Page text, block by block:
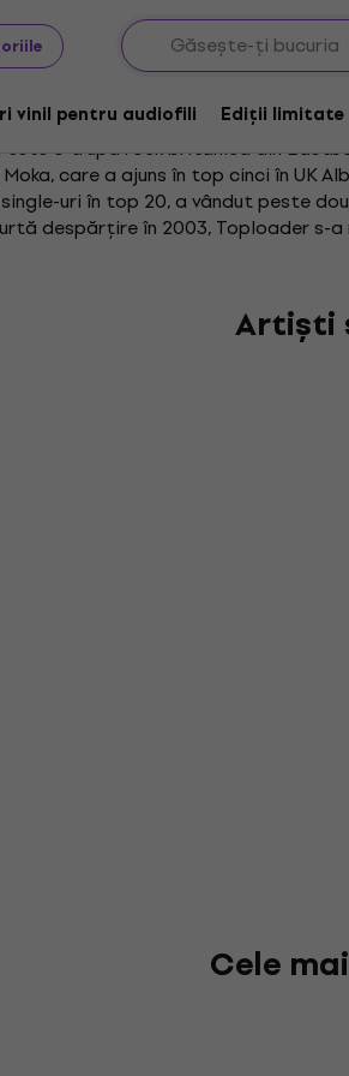
vinil pentru audiofili Ediții limitate
este o trupă rock britanică din
Moka, care a ajuns în top cinci în UK
uri în top 20, a vândut peste
despărțire în 2003, Toploader s-
Artiști
Cele